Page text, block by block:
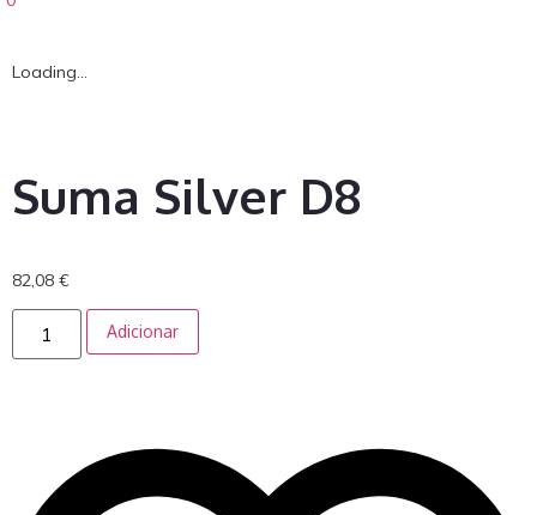
Loading...
Suma Silver D8
82,08 €
Adicionar